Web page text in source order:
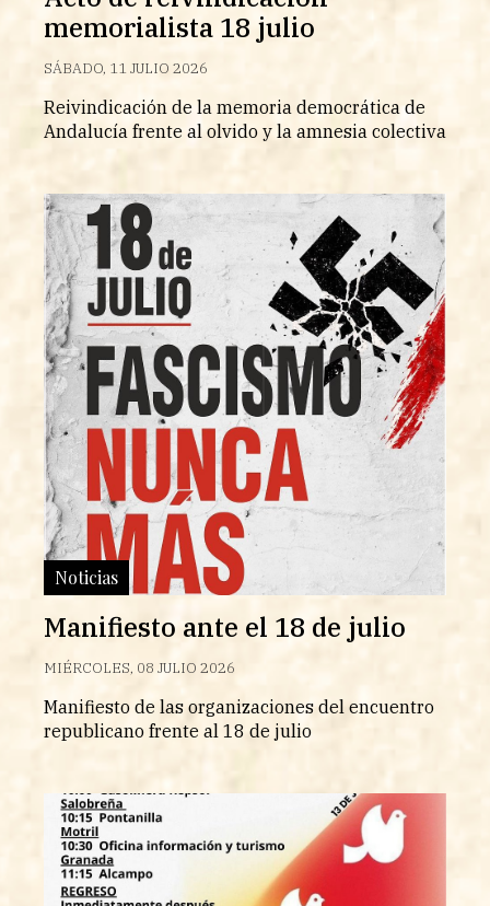
memorialista 18 julio
SÁBADO, 11 JULIO 2026
Reivindicación de la memoria democrática de
Andalucía frente al olvido y la amnesia colectiva
Noticias
Manifiesto ante el 18 de julio
MIÉRCOLES, 08 JULIO 2026
Manifiesto de las organizaciones del encuentro
republicano frente al 18 de julio